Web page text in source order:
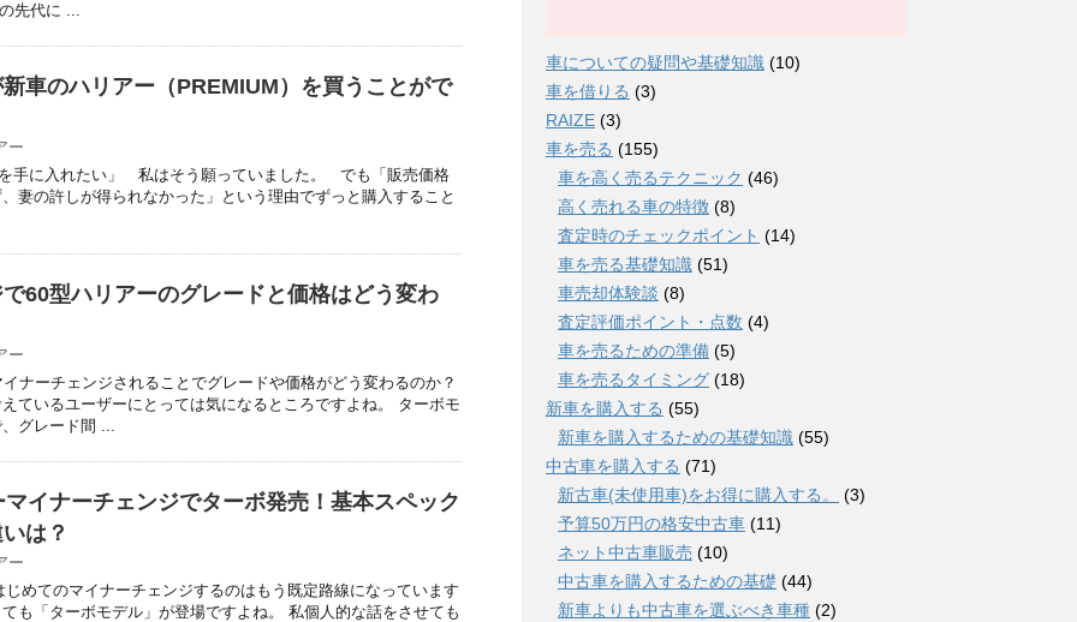
先代に ...
車のハリアー（PREMIUM）を買うことがで
ー
手に入れたい」 私はそう願っていました。 でも「販売価格
妻の許しが得られなかった」という理由でずっと購入すること
60型ハリアーのグレードと価格はどう変わ
ー
ナーチェンジされることでグレードや価格がどう変わるのか？
ているユーザーにとっては気になるところですよね。 ターボモ
グレード間 ...
イナーチェンジでターボ発売！基本スペック
は？
ー
じめてのマイナーチェンジするのはもう既定路線になっています
も「ターボモデル」が登場ですよね。 私個人的な話をさせても
車についての疑問や基礎知識 (10)
車を借りる (3)
RAIZE (3)
車を売る (155)
車を高く売るテクニック (46)
高く売れる車の特徴 (8)
査定時のチェックポイント (14)
車を売る基礎知識 (51)
車売却体験談 (8)
査定評価ポイント・点数 (4)
車を売るための準備 (5)
車を売るタイミング (18)
新車を購入する (55)
新車を購入するための基礎知識 (55)
中古車を購入する (71)
新古車(未使用車)をお得に購入する。
(3)
予算50万円の格安中古車 (11)
ネット中古車販売 (10)
中古車を購入するための基礎 (44)
新車よりも中古車を選ぶべき車種 (2)